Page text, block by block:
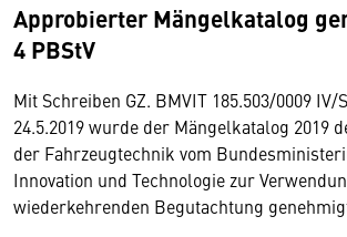
Approbierter Mängelkatalog
4 PBStV
Mit Schreiben GZ. BMVIT 185.503/0009 IV/
24.5.2019 wurde der Mängelkatalog 2019
der Fahrzeugtechnik vom
Innovation und Technologie zur
wiederkehrenden Begutachtung